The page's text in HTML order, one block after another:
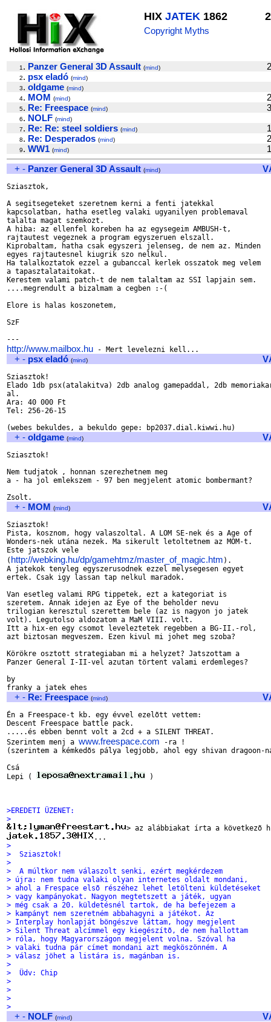
HIX JATEK 1862
Copyright Myths
1 . Panzer General 3D Assault (mind)
2. psx eladó (mind)
3. oldgame (mind)
4. MOM (mind)
5. Re: Freespace (mind)
6. NOLF (mind)
7. Re: Re: steel soldiers (mind)
8. Re: Desperados (mind)
9. WW1 (mind)
+ - Panzer General 3D Assault (mind)
Sziasztok,
A segitsegeteket szeretnem kerni a fenti jatekkal
kapcsolatban, hatha esetleg valaki ugyanilyen problemaval
talalta magat szemkozt.
A hiba: az ellenfel koreben ha az egysegeim AMBUSH-t,
rajtautest vegeznek a program egyszeruen elszall.
Kiprobaltam, hatha csak egyszeri jelenseg, de nem az. Minden
egyes rajtautesnel kiugrik szo nelkul.
Ha talalkoztatok ezzel a gubanccal kerlek osszatok meg velem
a tapasztalataitokat.
Kerestem valami patch-t de nem talaltam az SSI lapjain sem.
....megrendult a bizalmam a cegben :-(
Elore is halas koszonetem,
SzF
http://www.mailbox.hu
+ - psx eladó (mind)
Sziasztok!
Elado 1db psx(atalakitva) 2db analog gamepaddal, 2db
al.
Ara: 40 000 Ft
Tel: 256-26-15
+ - oldgame (mind)
Sziasztok!
Nem tudjatok , honnan szerezhetnem meg
a - ha jol emlekszem - 97 ben megjelent atomic bombermant?
+ - MOM (mind)
Sziasztok!
Pista, kosznom, hogy valaszoltal. A LOM SE-nek és a Age of
Wonders-nek utána nezek. Ma sikerult letoltetnem az MOM-t.
Este jatszok vele
( http://webking.hu/dp/gamehtmz/master_of_magic.htm ).
A jatekok tenyleg egyszerusodnek ezzel melysegesen egyet
ertek. Csak igy lassan tap nelkul maradok.
Van esetleg valami RPG tippetek, ezt a kategoriat is
szeretem. Annak idejen az Eye of the beholder nevu
trilogian keresztul szerettem bele (az is nagyon jo jatek
volt). Legutolso aldozatom a MaM VIII. volt.
Itt a hix-en egy csomot leveleztetek regebben a BG-II.-rol,
azt biztosan megveszem. Ezen kivul mi johet meg szoba?
Körökre osztott strategiaban mi a helyzet? Jatszottam a
Panzer General I-II-vel azutan törtent valami erdemleges?
by
+ - Re: Freespace (mind)
Én a Freespace-t kb. egy évvel ezelõtt vettem:
Descent Freespace battle pack.
.....és ebben bennt volt a 2cd + a SILENT THREAT.
Szerintem menj a www.freespace.com -ra !
(szerintem a kémkedõs pálya legjobb, ahol egy shivan
Csá
Lepi (
)
>EREDETI ÜZENET:
>
>
>  Sziasztok!
>
>  A múltkor nem válaszolt senki, ezért megkérdezem
> újra: nem tudna valaki olyan internetes oldalt mondani,
> ahol a Frespace elsõ részéhez lehet letölteni küldetéseket
> vagy kampányokat. Nagyon megtetszett a játék, ugyan
> még csak a 20. küldetésnél tartok, de ha befejezem a
> kampányt nem szeretném abbahagyni a játékot. Az
> Interplay honlapját böngészve láttam, hogy megjelent
> Silent Threat alcímmel egy kiegészítõ, de nem hallottam
> róla, hogy Magyarországon megjelent volna. Szóval ha
> valaki tudna pár címet mondani azt megköszönném. A
> válasz jöhet a listára is, magánban is.
>
>  Üdv: Chip
>
>
>
>
+ - NOLF (mind)